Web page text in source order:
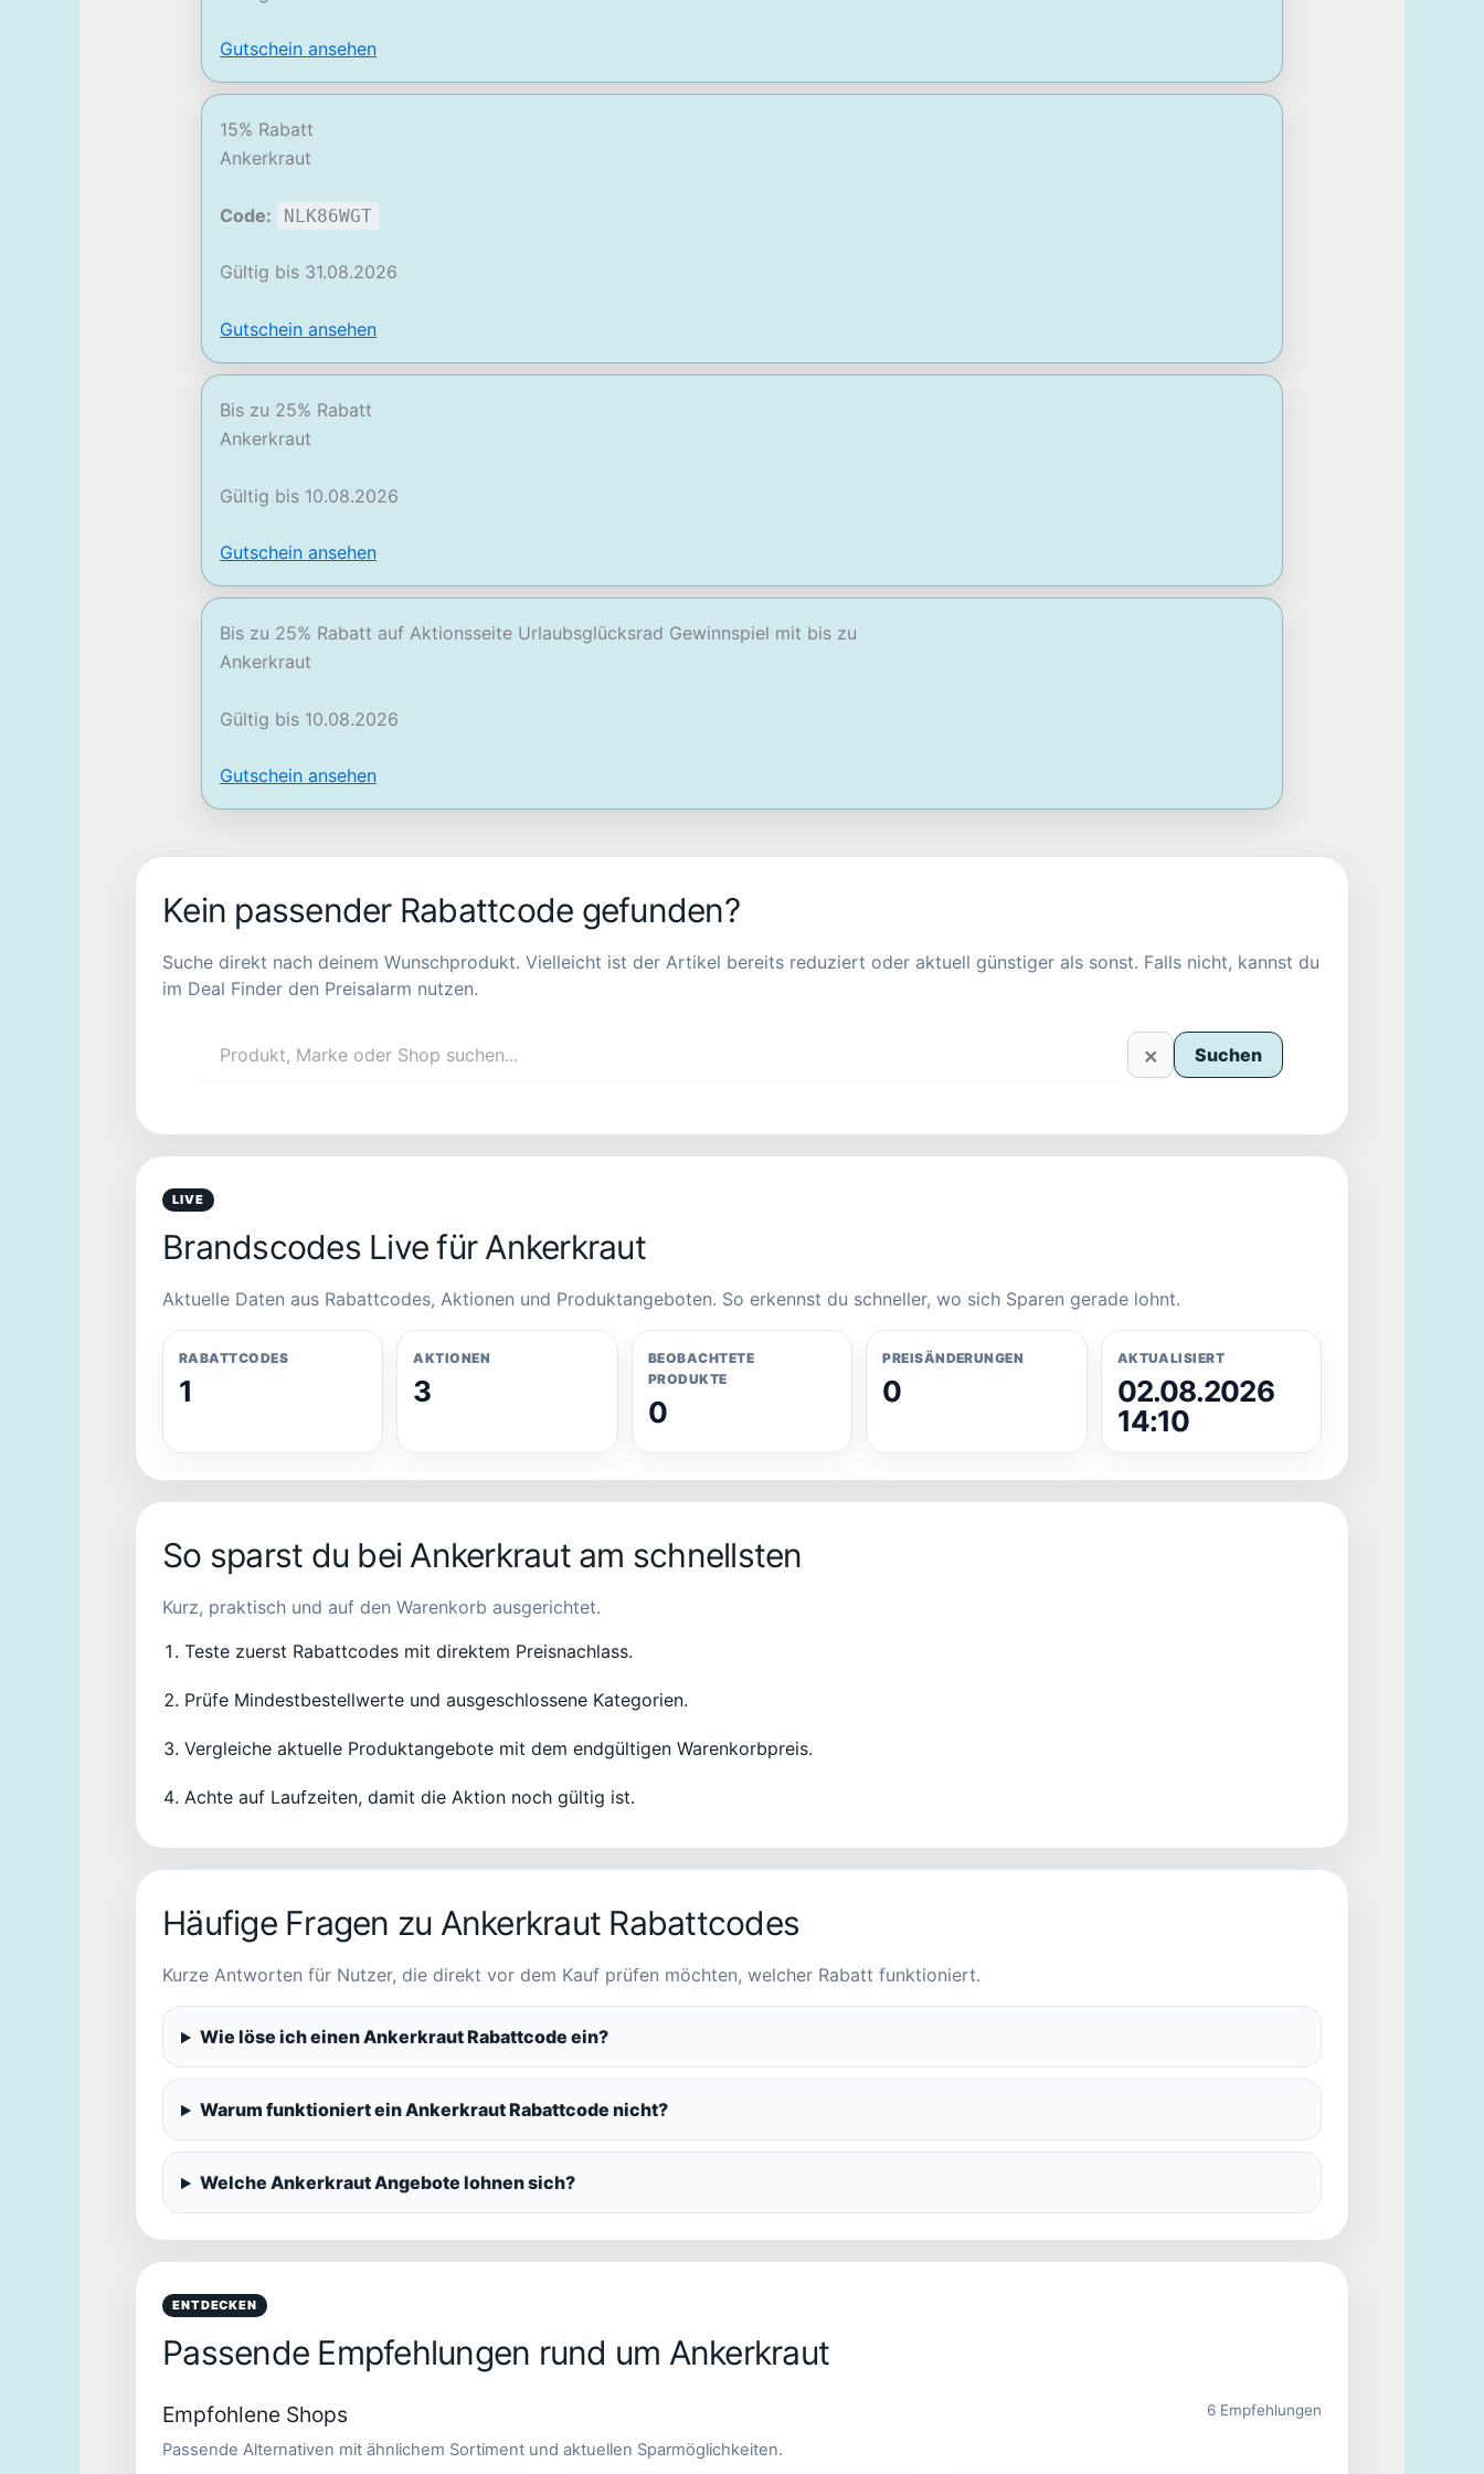
Gutschein ansehen
15% Rabatt
Ankerkraut
Code: NLK86WGT
Gültig bis 31.08.2026
Gutschein ansehen
Bis zu 25% Rabatt
Ankerkraut
Gültig bis 10.08.2026
Gutschein ansehen
Bis zu 25% Rabatt auf Aktionsseite Urlaubsglücksrad Gewinnspiel mit bis zu
Ankerkraut
Gültig bis 10.08.2026
Gutschein ansehen
Kein passender Rabattcode gefunden?
Suche direkt nach deinem Wunschprodukt. Vielleicht ist der Artikel bereits reduziert oder aktuell günstiger als sonst. Falls nicht, kannst du
im Deal Finder den Preisalarm nutzen.
× Suchen
LIVE
Brandscodes Live für Ankerkraut
Aktuelle Daten aus Rabattcodes, Aktionen und Produktangeboten. So erkennst du schneller, wo sich Sparen gerade lohnt.
RABATTCODES
1
AKTIONEN
3
BEOBACHTETE
PRODUKTE
0
PREISÄNDERUNGEN
0
AKTUALISIERT
02.08.2026
14:10
So sparst du bei Ankerkraut am schnellsten
Kurz, praktisch und auf den Warenkorb ausgerichtet.
Teste zuerst Rabattcodes mit direktem Preisnachlass.
Prüfe Mindestbestellwerte und ausgeschlossene Kategorien.
Vergleiche aktuelle Produktangebote mit dem endgültigen Warenkorbpreis.
Achte auf Laufzeiten, damit die Aktion noch gültig ist.
Häufige Fragen zu Ankerkraut Rabattcodes
Kurze Antworten für Nutzer, die direkt vor dem Kauf prüfen möchten, welcher Rabatt funktioniert.
Wie löse ich einen Ankerkraut Rabattcode ein?
Warum funktioniert ein Ankerkraut Rabattcode nicht?
Welche Ankerkraut Angebote lohnen sich?
ENTDECKEN
Passende Empfehlungen rund um Ankerkraut
Empfohlene Shops
Passende Alternativen mit ähnlichem Sortiment und aktuellen Sparmöglichkeiten.
6 Empfehlungen